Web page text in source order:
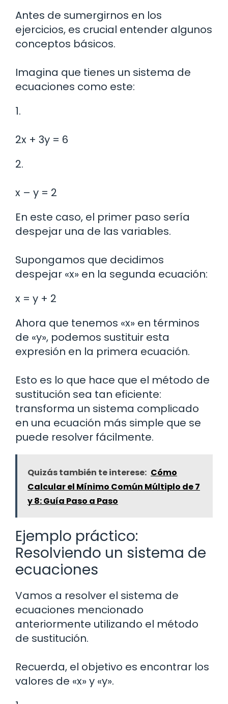
Antes de sumergirnos en los
ejercicios, es crucial entender algunos
conceptos básicos.
Imagina que tienes un sistema de
ecuaciones como este:
1.
2x + 3y = 6
2.
x – y = 2
En este caso, el primer paso sería
despejar una de las variables.
Supongamos que decidimos
despejar «x» en la segunda ecuación:
x = y + 2
Ahora que tenemos «x» en términos
de «y», podemos sustituir esta
expresión en la primera ecuación.
Esto es lo que hace que el método de
sustitución sea tan eficiente:
transforma un sistema complicado
en una ecuación más simple que se
puede resolver fácilmente.
Quizás también te interese: Cómo
Calcular el Mínimo Común Múltiplo de 7
y 8: Guía Paso a Paso
Ejemplo práctico:
Resolviendo un sistema de
ecuaciones
Vamos a resolver el sistema de
ecuaciones mencionado
anteriormente utilizando el método
de sustitución.
Recuerda, el objetivo es encontrar los
valores de «x» y «y».